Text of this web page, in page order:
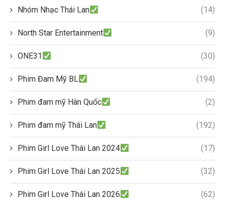
Nhóm Nhạc Thái Lan (14)
North Star Entertainment (9)
ONE31 (30)
Phim Đam Mỹ BL (194)
Phim đam mỹ Hàn Quốc (2)
Phim đam mỹ Thái Lan (192)
Phim Girl Love Thái Lan 2024 (17)
Phim Girl Love Thái Lan 2025 (32)
Phim Girl Love Thái Lan 2026 (62)